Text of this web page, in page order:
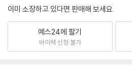
이미 소장하고 있다면 판매해 보세요.
예스24에 팔기
바이백 신청 불가